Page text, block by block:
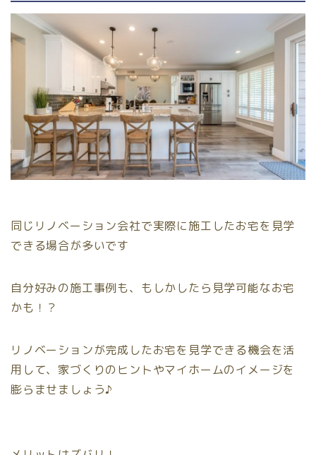
同じリノベーション会社で実際に施工したお宅を見学
できる場合が多いです
自分好みの施工事例も、もしかしたら見学可能なお宅
かも！？
リノベーションが完成したお宅を見学できる機会を活
用して、家づくりのヒントやマイホームのイメージを
膨らませましょう♪